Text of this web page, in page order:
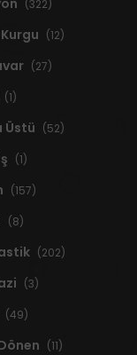
(322)
(12)
(27)
(1)
Üstü (52)
(1)
(157)
(8)
(202)
(3)
(49)
(11)